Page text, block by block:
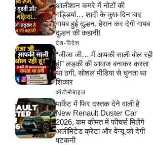
आलीशान कमरे में नोटों की
गड्डियां… शादी के कुछ दिन बाद
गायब हुई दुल्हन, हैरान कर देगी गायब
दुल्हन की कहानी!
देश-विदेश
“जीजा जी… मैं आपकी साली बोल रही
हूं!” लड़की की आवाज बनाकर करता
था ठगी, सोशल मीडिया से चुनता था
शिकार
ऑटोमोबाइल
मार्केट में फिर दस्तक देने वाली है
New Renault Duster Car
2026, कम कीमत में फीचर्स मिलेंगे
अलीमिटेड क्रेटा और वेन्यू को देगी
पटकनी